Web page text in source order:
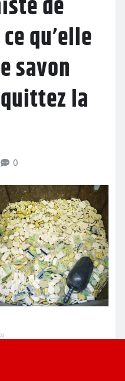
qu’elle
savon
la
0